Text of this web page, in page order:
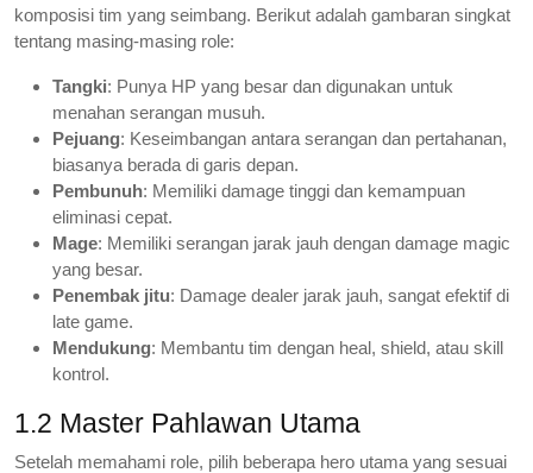
komposisi tim yang seimbang. Berikut adalah gambaran singkat
tentang masing-masing role:
Tangki: Punya HP yang besar dan digunakan untuk
menahan serangan musuh.
Pejuang: Keseimbangan antara serangan dan pertahanan,
biasanya berada di garis depan.
Pembunuh: Memiliki damage tinggi dan kemampuan
eliminasi cepat.
Mage: Memiliki serangan jarak jauh dengan damage magic
yang besar.
Penembak jitu: Damage dealer jarak jauh, sangat efektif di
late game.
Mendukung: Membantu tim dengan heal, shield, atau skill
kontrol.
1.2 Master Pahlawan Utama
Setelah memahami role, pilih beberapa hero utama yang sesuai